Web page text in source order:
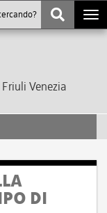
Venezia
DI